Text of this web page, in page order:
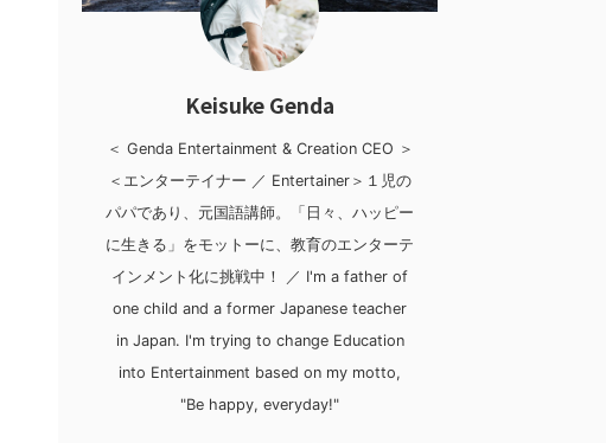
Keisuke Genda
＜ Genda Entertainment & Creation CEO ＞
＜エンターテイナー ／ Entertainer＞１児の
パパであり、元国語講師。「日々、ハッピー
に生きる」をモットーに、教育のエンターテ
インメント化に挑戦中！ ／ I'm a father of
one child and a former Japanese teacher
in Japan. I'm trying to change Education
into Entertainment based on my motto,
"Be happy, everyday!"